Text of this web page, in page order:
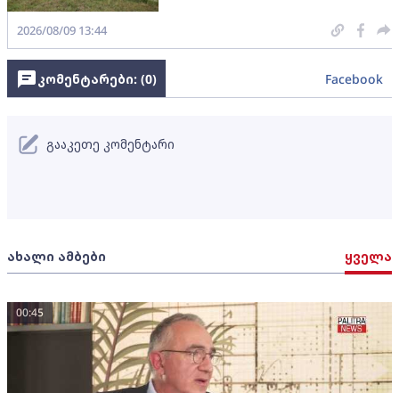
2026/08/09 13:44
ახალი ამბები ყველა
00:45
კომენტარები: (0) Facebook
გააკეთე კომენტარი